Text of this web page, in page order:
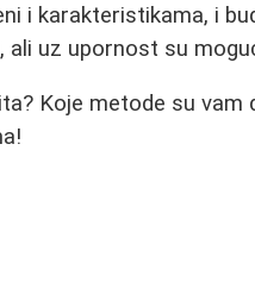
i karakteristikama, i
ali uz upornost su
Koje metode su vam